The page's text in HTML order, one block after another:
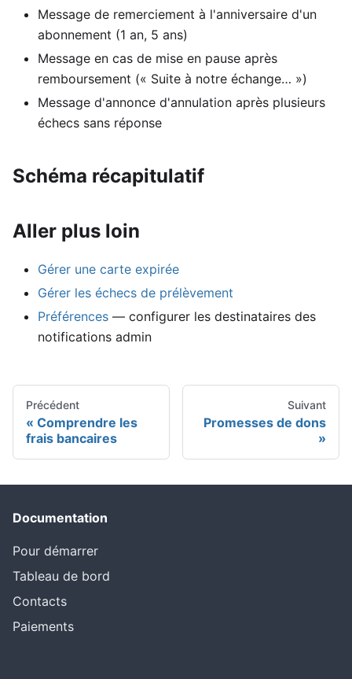
Message de remerciement à l'anniversaire d'un
abonnement (1 an, 5 ans)
Message en cas de mise en pause après
remboursement (« Suite à notre échange… »)
Message d'annonce d'annulation après plusieurs
échecs sans réponse
Schéma récapitulatif
Aller plus loin
Gérer une carte expirée
Gérer les échecs de prélèvement
Préférences — configurer les destinataires des
notifications admin
Précédent
Comprendre les
frais bancaires
Suivant
Promesses de dons
Documentation
Pour démarrer
Tableau de bord
Contacts
Paiements